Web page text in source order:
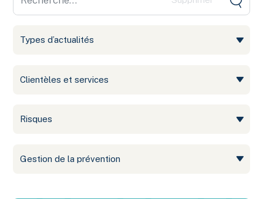
Aller
Types d’actualités
Clientèles et services
Risques
Gestion de la prévention